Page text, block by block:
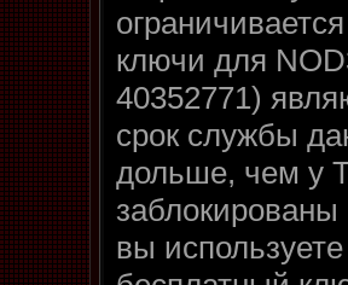
ключи для
40352771)
срок службы
дольше, чем у
вы